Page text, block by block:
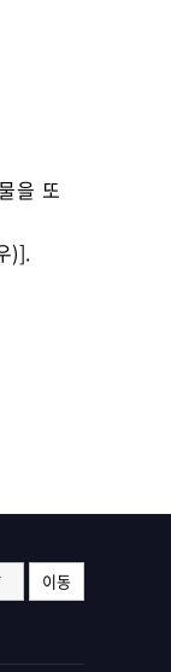
을 또
)].
이동